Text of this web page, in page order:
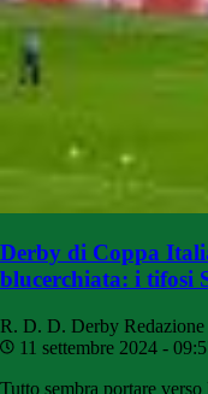
Derby di Coppa
blucerchiata: i tifosi
R. D. D. Derby
11 settembre 2024 -
Tutto sembra portare